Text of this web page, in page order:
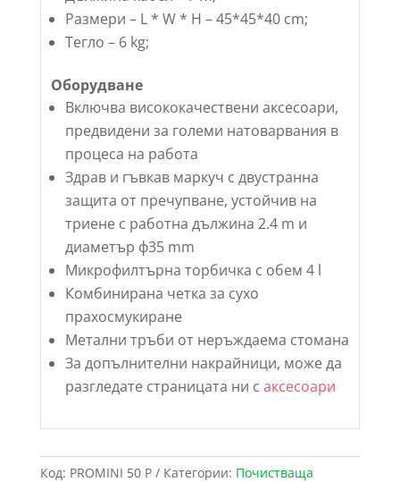
Размери – L * W * H – 45*45*40 cm;
Тегло – 6 kg;
Оборудване
Включва висококачествени аксесоари,
предвидени за големи натоварвания в
процеса на работа
Здрав и гъвкав маркуч с двустранна
защита от пречупване, устойчив на
триене с работна дължина 2.4 m и
диаметър ф35 mm
Микрофилтърна торбичка с обем 4 l
Комбинирана четка за сухо
прахосмукиране
Метални тръби от неръждаема стомана
За допълнителни накрайници, може да
разгледате страницата ни с аксесоари
Код: PROMINI 50 P Категории: Почистваща